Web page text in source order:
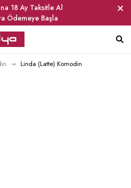
18 Ay Taksitle Al
Ödemeye Başla
Linda (Latte) Komodin